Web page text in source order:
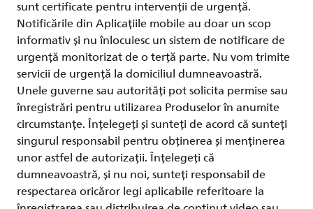
sunt certificate pentru intervenții de urgență.
Notificările din Aplicațiile mobile au doar un scop
informativ și nu înlocuiesc un sistem de notificare de
urgență monitorizat de o terță parte. Nu vom trimite
servicii de urgență la domiciliul dumneavoastră.
Unele guverne sau autorități pot solicita permise sau
înregistrări pentru utilizarea Produselor în anumite
circumstanțe. Înțelegeți și sunteți de acord că sunteți
singurul responsabil pentru obținerea și menținerea
unor astfel de autorizații. Înțelegeți că
dumneavoastră, și nu noi, sunteți responsabil de
respectarea oricăror legi aplicabile referitoare la